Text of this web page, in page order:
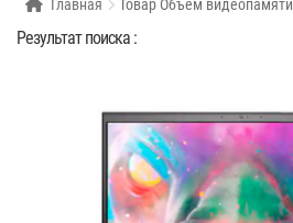
Главная Товар Объём видеопамяти
Результат поиска :